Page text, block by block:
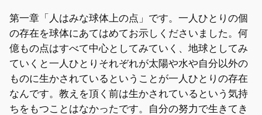
第一章「人はみな球体上の点」です。一人ひとりの個
の存在を球体にあてはめてお示しくださいました。何
億もの点はすべて中心としてみていく、地球としてみ
ていくと一人ひとりそれぞれが太陽や水や自分以外の
ものに生かされているということが一人ひとりの存在
なんです。教えを頂く前は生かされているという気持
ちをもつことはなかったです。自分の努力で生きてき